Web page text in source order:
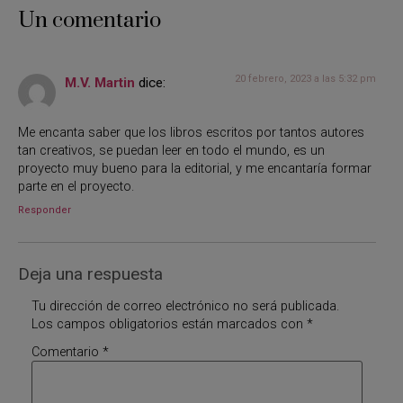
Un comentario
M.V. Martin dice: 20 febrero, 2023 a las 5:32 pm
Me encanta saber que los libros escritos por tantos autores
tan creativos, se puedan leer en todo el mundo, es un
proyecto muy bueno para la editorial, y me encantaría formar
parte en el proyecto.
Responder
Deja una respuesta
Tu dirección de correo electrónico no será publicada.
Los campos obligatorios están marcados con *
Comentario *